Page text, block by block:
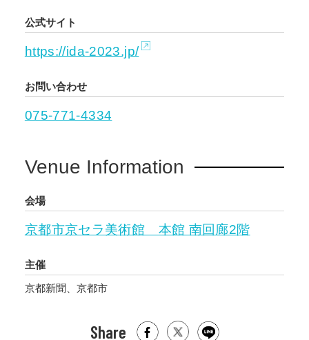
公式サイト
https://ida-2023.jp/
お問い合わせ
075-771-4334
Venue Information
会場
京都市京セラ美術館 本館 南回廊2階
主催
京都新聞、京都市
Share